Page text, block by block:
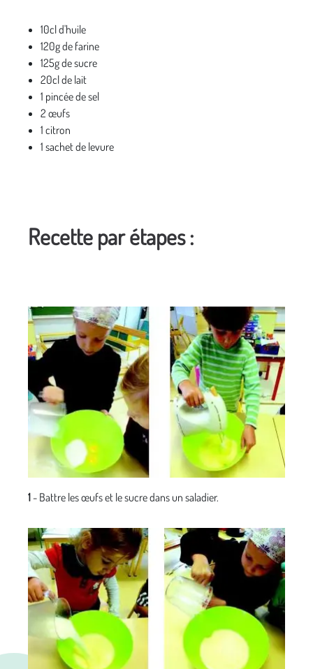
10cl d'huile
120g de farine
125g de sucre
20cl de lait
1 pincée de sel
2 œufs
1 citron
1 sachet de levure
Recette par étapes :
1- Battre les œufs et le sucre dans un saladier.